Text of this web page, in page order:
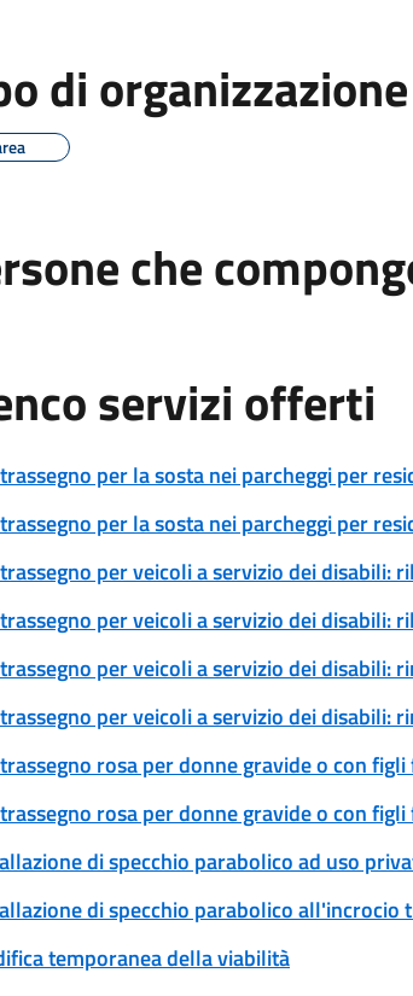
di organizzazione
che
servizi offerti
per la sosta nei parcheggi per
per la sosta nei parcheggi per
per veicoli a servizio dei disabili:
per veicoli a servizio dei disabili:
per veicoli a servizio dei disabili:
per veicoli a servizio dei disabili:
rosa per donne gravide o con
rosa per donne gravide o con
di specchio parabolico ad uso
di specchio parabolico all'incrocio
temporanea della viabilità